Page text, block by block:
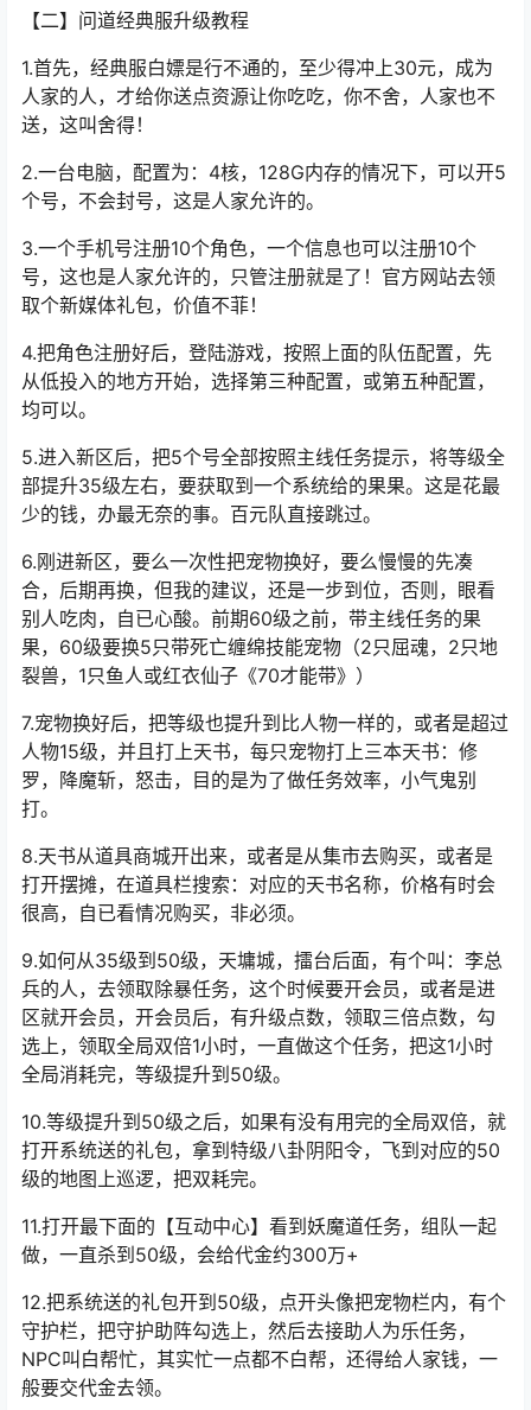
体木，定位是混资源模式，主打一个廉价。
以上中出现的词加点，敏=4点加敏捷，法=4点加灵力，体
=4点加体质
【二】问道经典服升级教程
1.首先，经典服白嫖是行不通的，至少得冲上30元，成为
人家的人，才给你送点资源让你吃吃，你不舍，人家也不
送，这叫舍得！
2.一台电脑，配置为：4核，128G内存的情况下，可以开5
个号，不会封号，这是人家允许的。
3.一个手机号注册10个角色，一个信息也可以注册10个
号，这也是人家允许的，只管注册就是了！官方网站去领
取个新媒体礼包，价值不菲！
4.把角色注册好后，登陆游戏，按照上面的队伍配置，先
从低投入的地方开始，选择第三种配置，或第五种配置，
均可以。
5.进入新区后，把5个号全部按照主线任务提示，将等级全
部提升35级左右，要获取到一个系统给的果果。这是花最
少的钱，办最无奈的事。百元队直接跳过。
6.刚进新区，要么一次性把宠物换好，要么慢慢的先凑
合，后期再换，但我的建议，还是一步到位，否则，眼看
别人吃肉，自已心酸。前期60级之前，带主线任务的果
果，60级要换5只带死亡缠绵技能宠物（2只屈魂，2只地
裂兽，1只鱼人或红衣仙子《70才能带》）
7.宠物换好后，把等级也提升到比人物一样的，或者是超过
人物15级，并且打上天书，每只宠物打上三本天书：修
罗，降魔斩，怒击，目的是为了做任务效率，小气鬼别
打。
8.天书从道具商城开出来，或者是从集市去购买，或者是
打开摆摊，在道具栏搜索：对应的天书名称，价格有时会
很高，自已看情况购买，非必须。
9.如何从35级到50级，天墉城，擂台后面，有个叫：李总
兵的人，去领取除暴任务，这个时候要开会员，或者是进
区就开会员，开会员后，有升级点数，领取三倍点数，勾
选上，领取全局双倍1小时，一直做这个任务，把这1小时
全局消耗完，等级提升到50级。
10.等级提升到50级之后，如果有没有用完的全局双倍，就
打开系统送的礼包，拿到特级八卦阴阳令，飞到对应的50
级的地图上巡逻，把双耗完。
11.打开最下面的【互动中心】看到妖魔道任务，组队一起
做，一直杀到50级，会给代金约300万+